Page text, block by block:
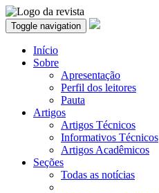
Toggle navigation
Início
Sobre
Apresentação
Perfil dos leitores
Pauta
Artigos
Artigos Técnicos
Informativos Técnicos
Artigos Acadêmicos
Seções
Todas as notícias